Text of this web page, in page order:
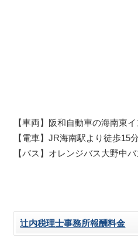
【車両】阪和自動車の海南東
【電車】JR海南駅より徒歩15分
【バス】オレンジバス大野中
辻内税理士事務所報酬料金